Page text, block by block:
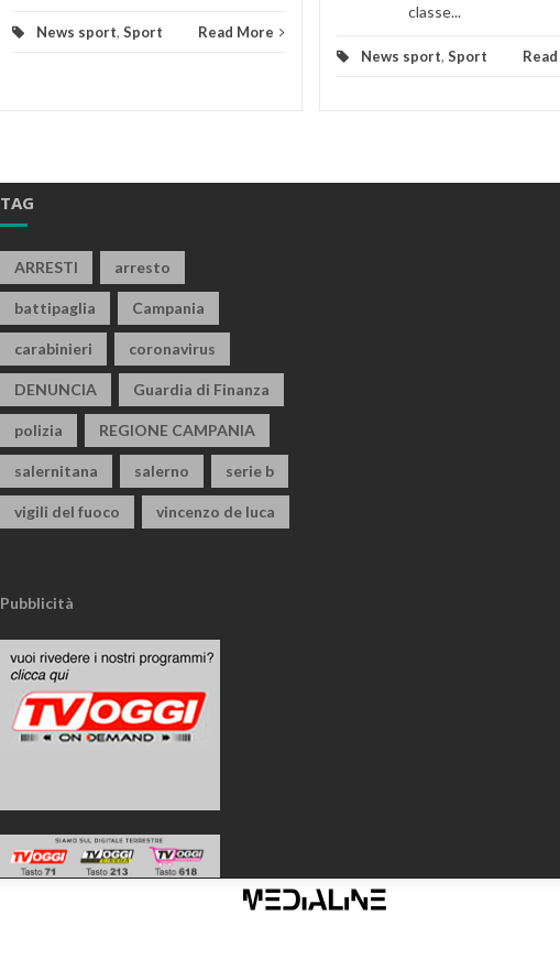
News sport, Sport Read More
classe...
News sport, Sport
TAG
ARRESTI arresto
battipaglia Campania
carabinieri coronavirus
DENUNCIA Guardia di Finanza
polizia REGIONE CAMPANIA
salernitana salerno serie b
vigili del fuoco vincenzo de luca
Pubblicità